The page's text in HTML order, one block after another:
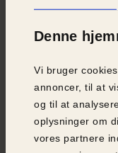
Denne
Vi bruger
annoncer, til at
og til at
oplysninger om
vores partnere
kan slå sin kats
FAKTA